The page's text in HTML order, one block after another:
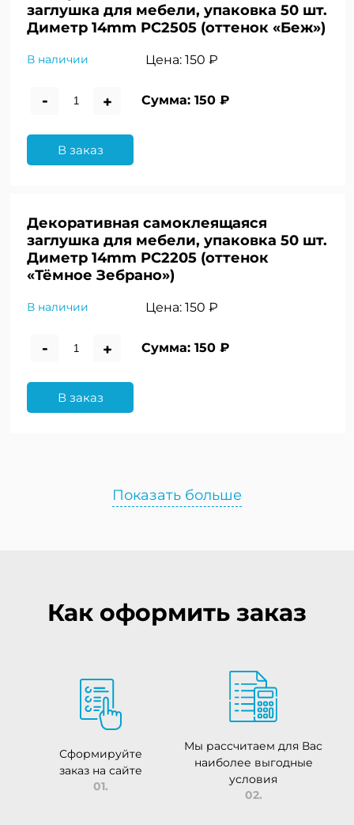
заглушка для мебели, упаковка 50 шт.
Диметр 14mm PC2505 (оттенок «Беж»)
В наличии Цена:150 ₽
- + Сумма:150 ₽
В заказ
Декоративная самоклеящаяся
заглушка для мебели, упаковка 50 шт.
Диметр 14mm PC2205 (оттенок
«Тёмное Зебрано»)
В наличии Цена:150 ₽
- + Сумма:150 ₽
В заказ
Показать больше
Как оформить заказ
Сформируйте
заказ на сайте
01.
Мы рассчитаем для Вас
наиболее выгодные
условия
02.